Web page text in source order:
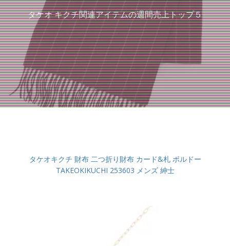
タケオ キクチ関連アイテムの週間売上トップ５
タケオキクチ 財布 二つ折り財布 カード&札 ボルドー
TAKEOKIKUCHI 253603 メンズ 紳士